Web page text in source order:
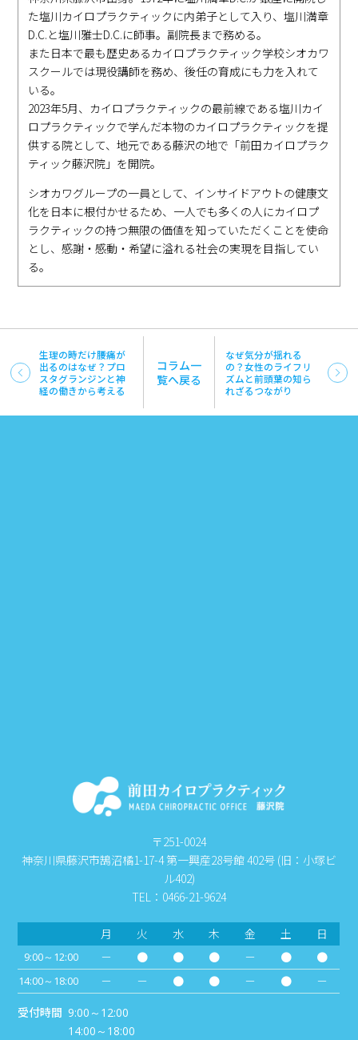
た塩川カイロプラクティックに内弟子として入り、塩川満章
D.C.と塩川雅士D.C.に師事。副院長まで務める。
また日本で最も歴史あるカイロプラクティック学校シオカワ
スクールでは現役講師を務め、後任の育成にも力を入れて
いる。
2023年5月、カイロプラクティックの最前線である塩川カイ
ロプラクティックで学んだ本物のカイロプラクティックを提
供する院として、地元である藤沢の地で「前田カイロプラク
ティック藤沢院」を開院。
シオカワグループの一員として、インサイドアウトの健康文
化を日本に根付かせるため、一人でも多くの人にカイロプ
ラクティックの持つ無限の価値を知っていただくことを使命
とし、感謝・感動・希望に溢れる社会の実現を目指してい
る。
生理の時だけ腰痛が
出るのはなぜ？プロ
スタグランジンと神
経の働きから考える
コラム一
覧へ戻る
なぜ気分が揺れる
の？女性のライフリ
ズムと前頭葉の知ら
れざるつながり
〒251-0024
神奈川県藤沢市鵠沼橘1-17-4 第一興産28号館 402号 (旧：小塚ビ
ル402)
TEL：0466-21-9624
月 火 水 木 金 土 日
9:00～12:00 － ● ● ● － ● ●
14:00～18:00 － － ● ● － ●
－
受付時間 9:00～12:00
14:00～18:00